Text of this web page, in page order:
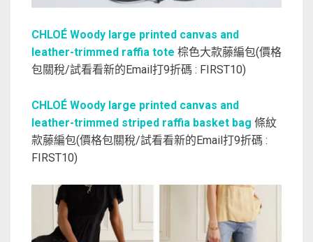
CHLOÉ Woody large printed canvas and
leather-trimmed raffia tote 棕色大款藤編包(價格
包關稅/試看看新的Email打9折碼 : FIRST10)
CHLOÉ Woody large printed canvas and
leather-trimmed striped raffia basket bag 條紋
款藤編包(價格包關稅/試看看新的Email打9折碼 :
FIRST10)